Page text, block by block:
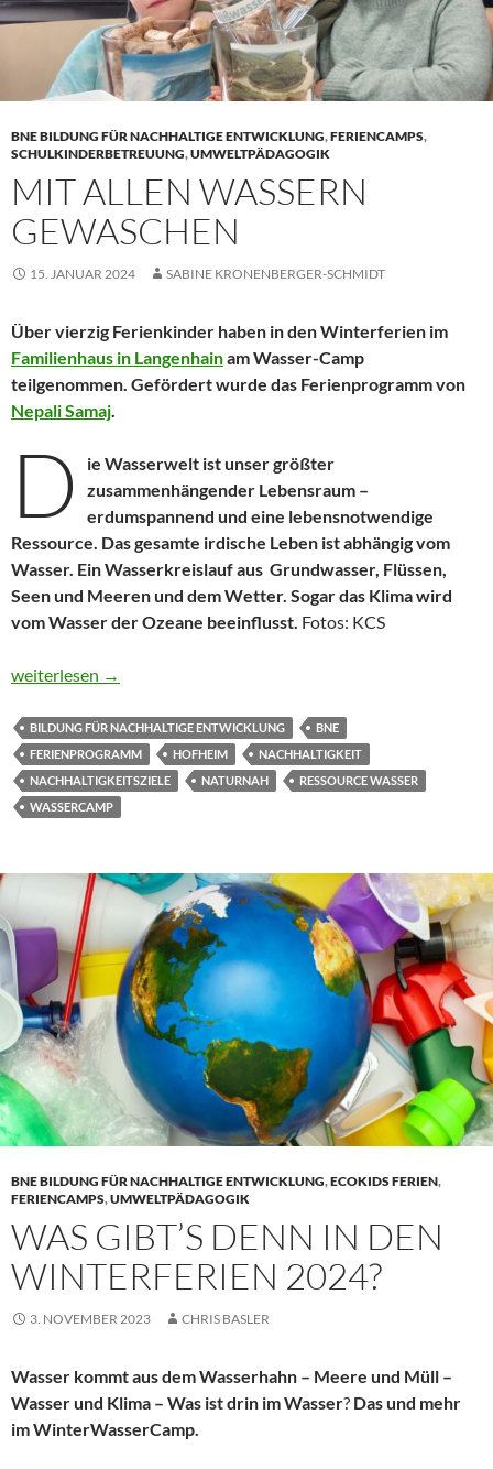
BNE BILDUNG FÜR NACHHALTIGE ENTWICKLUNG,FERIENCAMPS,
SCHULKINDERBETREUUNG,UMWELTPÄDAGOGIK
MIT ALLEN WASSERN
GEWASCHEN
15. JANUAR 2024 SABINE KRONENBERGER-SCHMIDT
Über vierzig Ferienkinder haben in den Winterferien im
Familienhaus in Langenhainam Wasser-Camp
teilgenommen. Gefördert wurde das Ferienprogramm von
Nepali Samaj.
D
ie Wasserwelt ist unser größter
zusammenhängender Lebensraum –
erdumspannend und eine lebensnotwendige
Ressource. Das gesamte irdische Leben ist abhängig vom
Wasser. Ein Wasserkreislauf aus Grundwasser, Flüssen,
Seen und Meeren und dem Wetter. Sogar das Klima wird
vom Wasser der Ozeane beeinflusst. Fotos: KCS
Mit allen Wassern gewaschen
weiterlesen →
BILDUNG FÜR NACHHALTIGE ENTWICKLUNG
BNE
FERIENPROGRAMM
HOFHEIM
NACHHALTIGKEIT
NACHHALTIGKEITSZIELE
NATURNAH
RESSOURCE WASSER
WASSERCAMP
BNE BILDUNG FÜR NACHHALTIGE ENTWICKLUNG,ECOKIDS FERIEN,
FERIENCAMPS,UMWELTPÄDAGOGIK
WAS GIBT’S DENN IN DEN
WINTERFERIEN 2024?
3. NOVEMBER 2023 CHRIS BASLER
Wasser kommt aus dem Wasserhahn – Meere und Müll –
Wasser und Klima – Was ist drin im Wasser? Das und mehr
im WinterWasserCamp.